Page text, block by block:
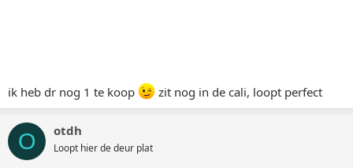
ik heb dr nog 1 te koop zit nog in de cali, loopt perfect
O otdh
Loopt hier de deur plat